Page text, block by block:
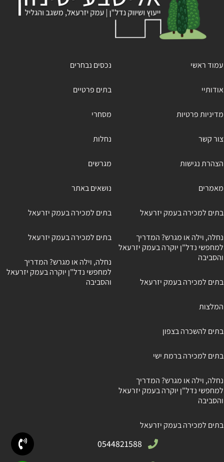
עמוד ראשי
אודותיי
מדיניות פרטיות
צור קשר
הצהרת נגישות
מאמרים
בתים למכירה בעמק יזרעאל
נחלה, וילה או מגרש? המדריך
למחפשי נדל"ן יוקרה בעמק יזרעאל
והסביבה
בתים למכירה בעמק יזרעאל
המלצות
בתים להשכרה בצפון
בתים למכירה ברמת ישי
נחלה, וילה או מגרש? המדריך
למחפשי נדל"ן יוקרה בעמק יזרעאל
והסביבה
בתים למכירה בעמק יזרעאל
נכסים נבחרים
בתים פרטיים
מסחרי
נחלות
מגרשים
נושאים באתר
בתים למכירה בעמק יזרעאל
בתים למכירה בעמק יזרעאל
נחלה, וילה או מגרש? המדריך
למחפשי נדל"ן יוקרה בעמק יזרעאל
והסביבה
0544821588